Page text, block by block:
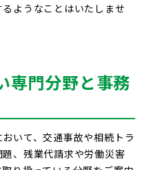
ようなことはいたしませ
専門分野と事務
いて、交通事故や相続トラ
、残業代請求や労働災害